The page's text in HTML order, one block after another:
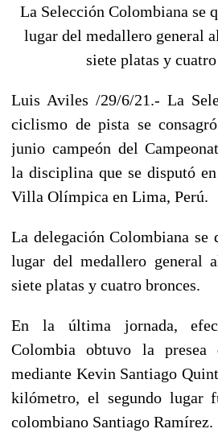
La Selección Colombiana se
lugar del medallero general
siete platas y
Luis Aviles /29/6/21.- La
ciclismo de pista se
junio campeón del
la disciplina que se disputó
Villa Olímpica en Lima, Perú.
La delegación Colombiana se
lugar del medallero general
siete platas y cuatro bronces.
En la última jornada,
Colombia obtuvo la presea
mediante Kevin Santiago
kilómetro, el segundo lugar
colombiano Santiago Ramírez.